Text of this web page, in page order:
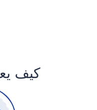
كيف